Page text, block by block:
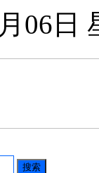
06日
搜索